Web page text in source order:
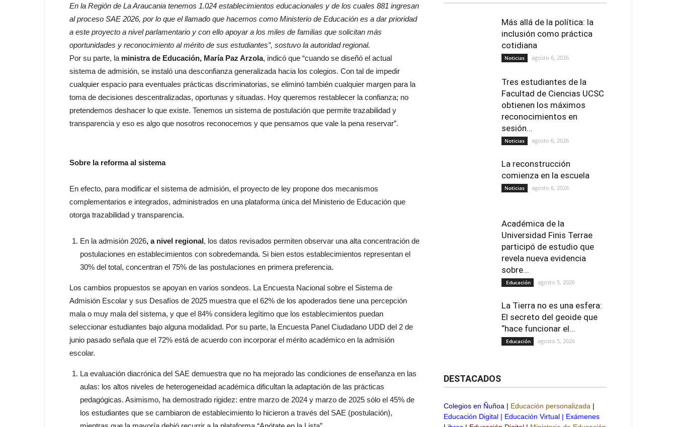
En la Región de La Araucania tenemos 1.024 establecimientos educacionales y de los cuales 881 ingresan
al proceso SAE 2026, por lo que el llamado que hacemos como Ministerio de Educación es a dar prioridad
a este proyecto a nivel parlamentario y con ello apoyar a los miles de familias que solicitan más
oportunidades y reconocimiento al mérito de sus estudiantes”, sostuvo la autoridad regional.
Por su parte, la ministra de Educación, María Paz Arzola, indicó que “cuando se diseñó el actual
sistema de admisión, se instaló una desconfianza generalizada hacia los colegios. Con tal de impedir
cualquier espacio para eventuales prácticas discriminatorias, se eliminó también cualquier margen para la
toma de decisiones descentralizadas, oportunas y situadas. Hoy queremos restablecer la confianza; no
pretendemos deshacer lo que existe. Tenemos un sistema de postulación que permite trazabilidad y
transparencia y eso es algo que nosotros reconocemos y que pensamos que vale la pena reservar”.
Sobre la reforma al sistema
En efecto, para modificar el sistema de admisión, el proyecto de ley propone dos mecanismos
complementarios e integrados, administrados en una plataforma única del Ministerio de Educación que
otorga trazabilidad y transparencia.
En la admisión 2026, a nivel regional, los datos revisados permiten observar una alta concentración de
postulaciones en establecimientos con sobredemanda. Si bien estos establecimientos representan el
30% del total, concentran el 75% de las postulaciones en primera preferencia.
Los cambios propuestos se apoyan en varios sondeos. La Encuesta Nacional sobre el Sistema de
Admisión Escolar y sus Desafíos de 2025 muestra que el 62% de los apoderados tiene una percepción
mala o muy mala del sistema, y que el 84% considera legítimo que los establecimientos puedan
seleccionar estudiantes bajo alguna modalidad. Por su parte, la Encuesta Panel Ciudadano UDD del 2 de
junio pasado señala que el 72% está de acuerdo con incorporar el mérito académico en la admisión
escolar.
La evaluación diacrónica del SAE demuestra que no ha mejorado las condiciones de enseñanza en las
aulas: los altos niveles de heterogeneidad académica dificultan la adaptación de las prácticas
pedagógicas. Asimismo, ha demostrado rigidez: entre marzo de 2024 y marzo de 2025 sólo el 45% de
los estudiantes que se cambiaron de establecimiento lo hicieron a través del SAE (postulación),
Más allá de la política: la
inclusión como práctica
cotidiana
Noticias agosto 6, 2026
Tres estudiantes de la
Facultad de Ciencias UCSC
obtienen los máximos
reconocimientos en
sesión...
Noticias agosto 6, 2026
La reconstrucción
comienza en la escuela
Noticias agosto 6, 2026
Académica de la
Universidad Finis Terrae
participó de estudio que
revela nueva evidencia
sobre...
Educación agosto 5, 2026
La Tierra no es una esfera:
El secreto del geoide que
“hace funcionar el...
Educación agosto 5, 2026
DESTACADOS
Colegios en Ñuñoa | Educación personalizada |
Educación Digital | Educación Virtual | Exámenes